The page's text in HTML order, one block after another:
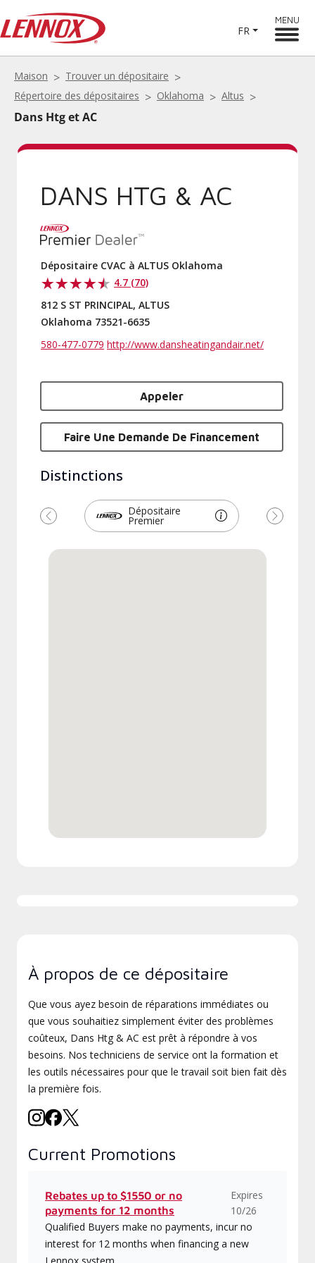
FR
MENU
Maison
Trouver un dépositaire
Répertoire des dépositaires
Oklahoma Altus
Dans Htg et AC
DANS HTG & AC
Dépositaire CVAC à ALTUS Oklahoma
4.7 (70)
812 S ST PRINCIPAL, ALTUS
Oklahoma 73521-6635
580-477-0779 http://www.dansheatingandair.net/
Appeler
Faire Une Demande De Financement
Distinctions
Dépositaire
Premier
Précédent Suivant
À propos de ce dépositaire
Que vous ayez besoin de réparations immédiates ou
que vous souhaitiez simplement éviter des problèmes
coûteux, Dans Htg & AC est prêt à répondre à vos
besoins. Nos techniciens de service ont la formation et
les outils nécessaires pour que le travail soit bien fait dès
la première fois.
Current Promotions
Rebates up to $1550 or no
payments for 12 months
Expires
10/26
Qualified Buyers make no payments, incur no
interest for 12 months when financing a new